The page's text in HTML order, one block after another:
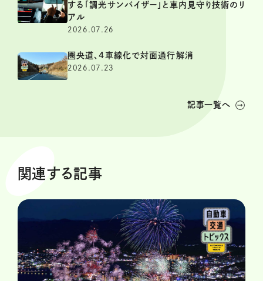
する「調光サンバイザー」と車内見守り技術のリ
アル
2026.07.26
圏央道、4車線化で対面通行解消
2026.07.23
記事一覧へ
関連する記事